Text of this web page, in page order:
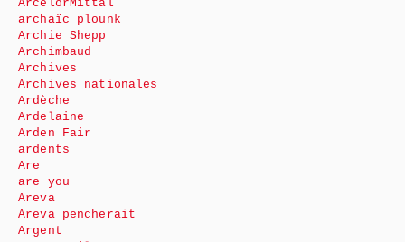
ArcelorMittal
archaïc plounk
Archie Shepp
Archimbaud
Archives
Archives nationales
Ardèche
Ardelaine
Arden Fair
ardents
Are
are you
Areva
Areva pencherait
Argent